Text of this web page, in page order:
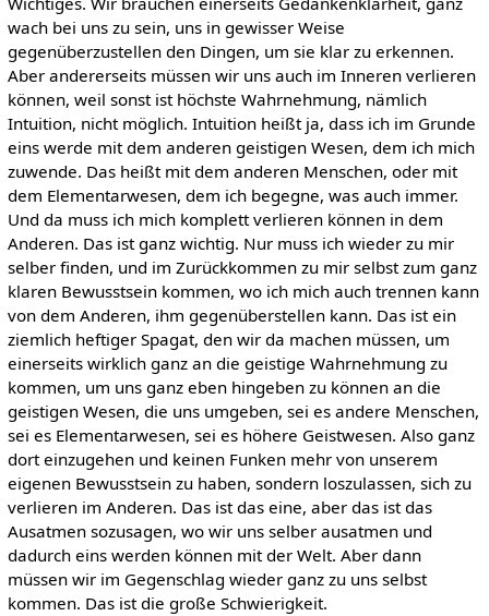
wach bei uns zu sein, uns in gewisser Weise
gegenüberzustellen den Dingen, um sie klar zu erkennen.
Aber andererseits müssen wir uns auch im Inneren verlieren
können, weil sonst ist höchste Wahrnehmung, nämlich
Intuition, nicht möglich. Intuition heißt ja, dass ich im Grunde
eins werde mit dem anderen geistigen Wesen, dem ich mich
zuwende. Das heißt mit dem anderen Menschen, oder mit
dem Elementarwesen, dem ich begegne, was auch immer.
Und da muss ich mich komplett verlieren können in dem
Anderen. Das ist ganz wichtig. Nur muss ich wieder zu mir
selber finden, und im Zurückkommen zu mir selbst zum ganz
klaren Bewusstsein kommen, wo ich mich auch trennen kann
von dem Anderen, ihm gegenüberstellen kann. Das ist ein
ziemlich heftiger Spagat, den wir da machen müssen, um
einerseits wirklich ganz an die geistige Wahrnehmung zu
kommen, um uns ganz eben hingeben zu können an die
geistigen Wesen, die uns umgeben, sei es andere Menschen,
sei es Elementarwesen, sei es höhere Geistwesen. Also ganz
dort einzugehen und keinen Funken mehr von unserem
eigenen Bewusstsein zu haben, sondern loszulassen, sich zu
verlieren im Anderen. Das ist das eine, aber das ist das
Ausatmen sozusagen, wo wir uns selber ausatmen und
dadurch eins werden können mit der Welt. Aber dann
müssen wir im Gegenschlag wieder ganz zu uns selbst
kommen. Das ist die große Schwierigkeit.